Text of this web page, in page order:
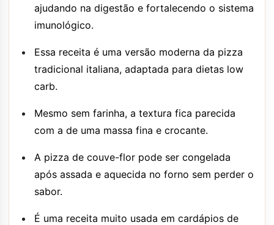
ajudando na digestão e fortalecendo o sistema
imunológico.
Essa receita é uma versão moderna da pizza
tradicional italiana, adaptada para dietas low
carb.
Mesmo sem farinha, a textura fica parecida
com a de uma massa fina e crocante.
A pizza de couve-flor pode ser congelada
após assada e aquecida no forno sem perder o
sabor.
É uma receita muito usada em cardápios de